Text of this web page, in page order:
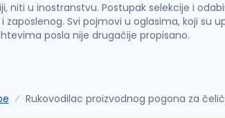
niti u inostranstvu. Postupak selekcije i
Svi pojmovi u oglasima, koji su
posla nije drugačije propisano.
Rukovodilac proizvodnog pogona za